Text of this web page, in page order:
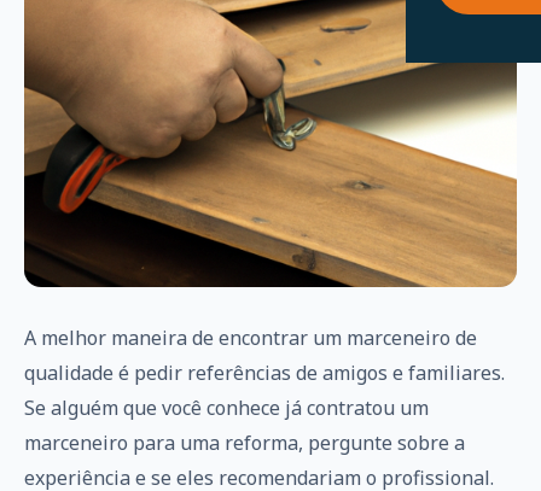
A melhor maneira de encontrar um marceneiro de
qualidade é pedir referências de amigos e familiares.
Se alguém que você conhece já contratou um
marceneiro para uma reforma, pergunte sobre a
experiência e se eles recomendariam o profissional.